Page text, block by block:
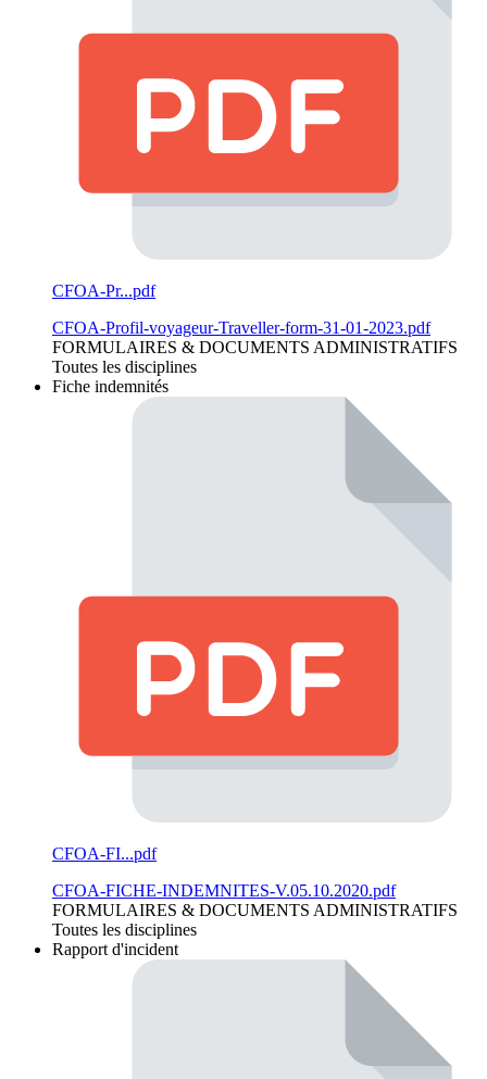
CFOA-Pr...pdf
CFOA-Profil-voyageur-Traveller-form-31-01-2023.pdf
FORMULAIRES & DOCUMENTS ADMINISTRATIFS
Toutes les disciplines
Fiche indemnités
CFOA-FI...pdf
CFOA-FICHE-INDEMNITES-V.05.10.2020.pdf
FORMULAIRES & DOCUMENTS ADMINISTRATIFS
Toutes les disciplines
Rapport d'incident